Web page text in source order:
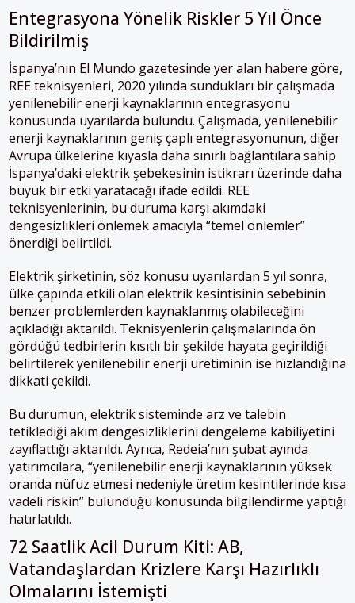
Entegrasyona Yönelik Riskler 5 Yıl Önce
Bildirilmiş
İspanya’nın El Mundo gazetesinde yer alan habere göre,
REE teknisyenleri, 2020 yılında sundukları bir çalışmada
yenilenebilir enerji kaynaklarının entegrasyonu
konusunda uyarılarda bulundu. Çalışmada, yenilenebilir
enerji kaynaklarının geniş çaplı entegrasyonunun, diğer
Avrupa ülkelerine kıyasla daha sınırlı bağlantılara sahip
İspanya’daki elektrik şebekesinin istikrarı üzerinde daha
büyük bir etki yaratacağı ifade edildi. REE
teknisyenlerinin, bu duruma karşı akımdaki
dengesizlikleri önlemek amacıyla “temel önlemler”
önerdiği belirtildi.
Elektrik şirketinin, söz konusu uyarılardan 5 yıl sonra,
ülke çapında etkili olan elektrik kesintisinin sebebinin
benzer problemlerden kaynaklanmış olabileceğini
açıkladığı aktarıldı. Teknisyenlerin çalışmalarında ön
gördüğü tedbirlerin kısıtlı bir şekilde hayata geçirildiği
belirtilerek yenilenebilir enerji üretiminin ise hızlandığına
dikkati çekildi.
Bu durumun, elektrik sisteminde arz ve talebin
tetiklediği akım dengesizliklerini dengeleme kabiliyetini
zayıflattığı aktarıldı. Ayrıca, Redeia’nın şubat ayında
yatırımcılara, “yenilenebilir enerji kaynaklarının yüksek
oranda nüfuz etmesi nedeniyle üretim kesintilerinde kısa
vadeli riskin” bulunduğu konusunda bilgilendirme yaptığı
hatırlatıldı.
72 Saatlik Acil Durum Kiti: AB,
Vatandaşlardan Krizlere Karşı Hazırlıklı
Olmalarını İstemişti